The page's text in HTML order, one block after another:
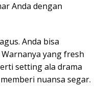
Anda dengan
Anda bisa
yang fresh
setting ala drama
nuansa segar.